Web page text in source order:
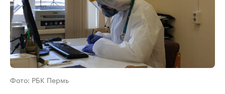
Фото: РБК Пермь